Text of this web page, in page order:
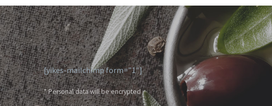
[yikes-mailchimp form=”1″]
* Personal data will be encrypted